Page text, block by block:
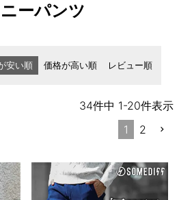
ーパンツ
安い順 価格が高い順 レビュー順
34件中 1-20件表示
1
2